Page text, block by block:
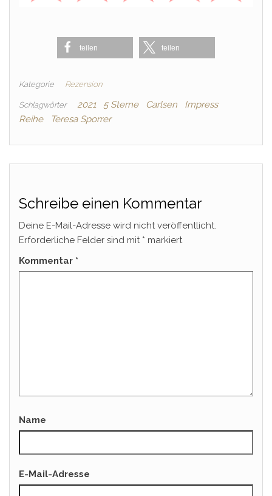
teilen teilen
Kategorie Rezension
Schlagwörter 2021 5 Sterne Carlsen
Impress
Reihe
Teresa Sporrer
Schreibe einen Kommentar
Deine E-Mail-Adresse wird nicht veröffentlicht.
Erforderliche Felder sind mit * markiert
Kommentar *
Name
E-Mail-Adresse